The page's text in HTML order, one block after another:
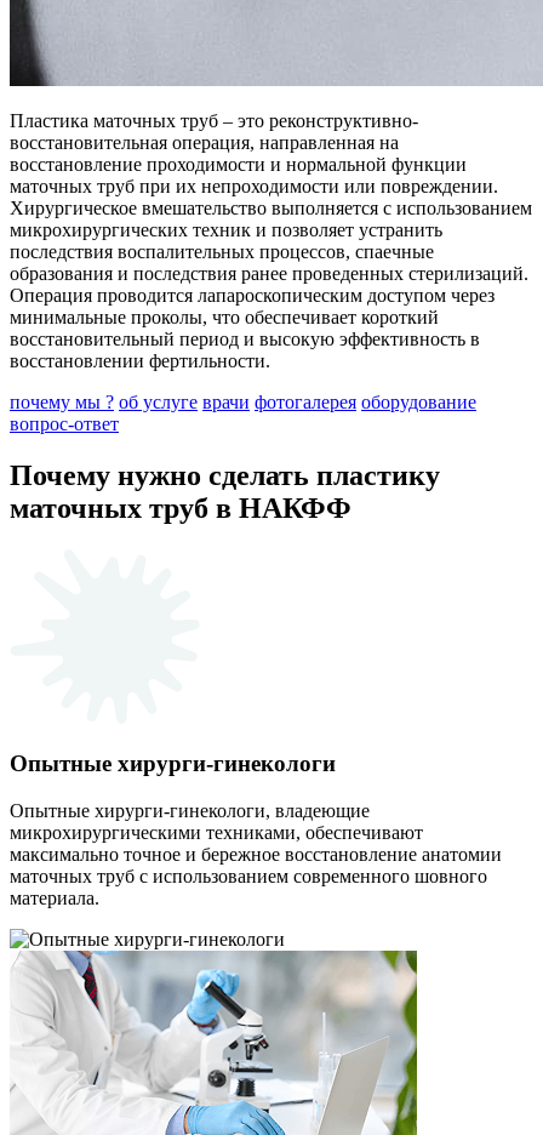
Пластика маточных труб – это реконструктивно-
восстановительная операция, направленная на
восстановление проходимости и нормальной функции
маточных труб при их непроходимости или повреждении.
Хирургическое вмешательство выполняется с использованием
микрохирургических техник и позволяет устранить
последствия воспалительных процессов, спаечные
образования и последствия ранее проведенных стерилизаций.
Операция проводится лапароскопическим доступом через
минимальные проколы, что обеспечивает короткий
восстановительный период и высокую эффективность в
восстановлении фертильности.
почему мы ? об услуге врачи фотогалерея оборудование
вопрос-ответ
Почему нужно сделать пластику
маточных труб в НАКФФ
Опытные хирурги-гинекологи
Опытные хирурги-гинекологи, владеющие
микрохирургическими техниками, обеспечивают
максимально точное и бережное восстановление анатомии
маточных труб с использованием современного шовного
материала.